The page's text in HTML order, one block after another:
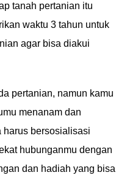
tanah pertanian itu
waktu 3 tahun untuk
agar bisa diakui
pertanian, namun kamu
menanam dan
harus bersosialisasi
hubunganmu dengan
dan hadiah yang bisa